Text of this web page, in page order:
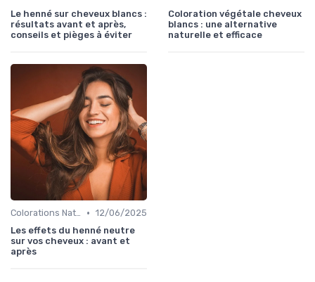
Le henné sur cheveux blancs :
résultats avant et après,
conseils et pièges à éviter
Coloration végétale cheveux
blancs : une alternative
naturelle et efficace
Colorations Naturelles et Bio • 12/06/2025
Les effets du henné neutre
sur vos cheveux : avant et
après